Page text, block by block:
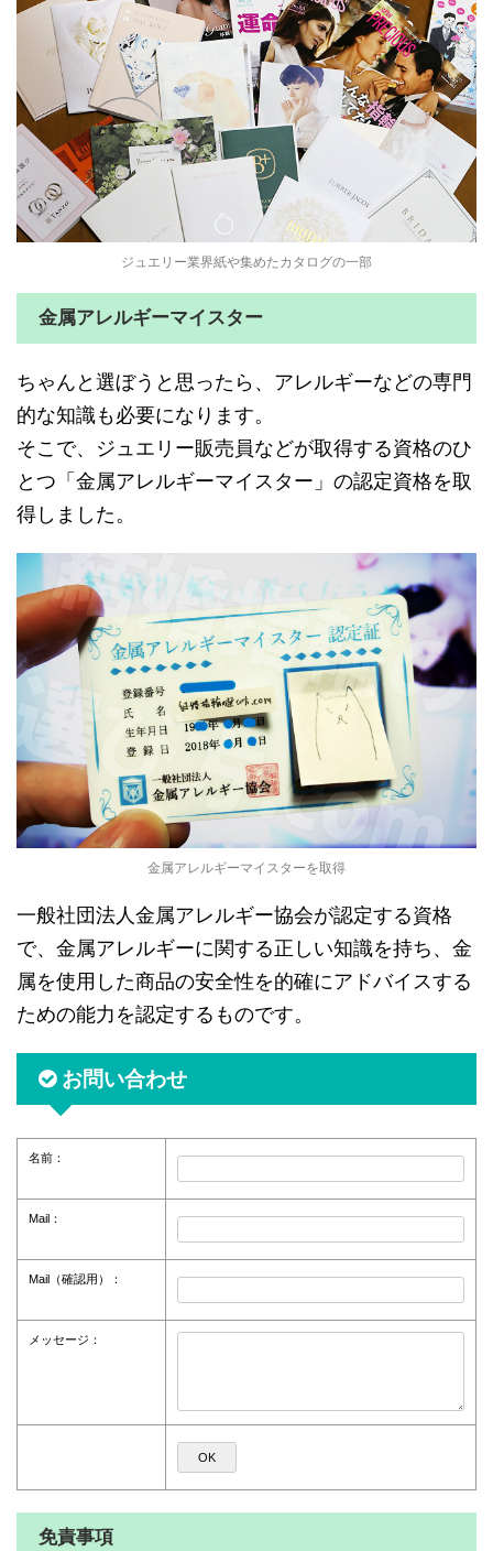
ジュエリー業界紙や集めたカタログの一部
金属アレルギーマイスター
ちゃんと選ぼうと思ったら、アレルギーなどの専門
的な知識も必要になります。
そこで、ジュエリー販売員などが取得する資格のひ
とつ「金属アレルギーマイスター」の認定資格を取
得しました。
金属アレルギーマイスターを取得
一般社団法人金属アレルギー協会が認定する資格
で、金属アレルギーに関する正しい知識を持ち、金
属を使用した商品の安全性を的確にアドバイスする
ための能力を認定するものです。
お問い合わせ
名前：
Mail：
Mail（確認用）：
メッセージ：
免責事項